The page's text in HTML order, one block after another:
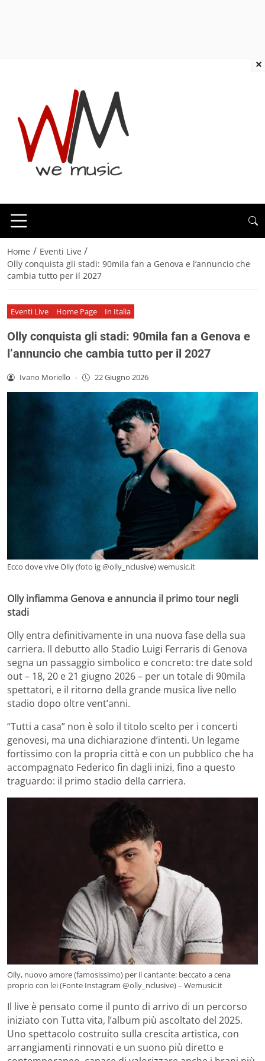
Home / Eventi Live /
Olly conquista gli stadi: 90mila fan a Genova e l’annuncio che
cambia tutto per il 2027
Eventi Live Home Page In Italia
Olly conquista gli stadi: 90mila fan a Genova e
l’annuncio che cambia tutto per il 2027
Ivano Moriello - 22 Giugno 2026
Ecco dove vive Olly (foto ig @olly_nclusive) wemusic.it
Olly infiamma Genova e annuncia il primo tour negli
stadi
Olly entra definitivamente in una nuova fase della sua
carriera. Il debutto allo Stadio Luigi Ferraris di Genova
segna un passaggio simbolico e concreto: tre date sold
out – 18, 20 e 21 giugno 2026 – per un totale di 90mila
spettatori, e il ritorno della grande musica live nello
stadio dopo oltre vent’anni.
“Tutti a casa” non è solo il titolo scelto per i concerti
genovesi, ma una dichiarazione d’intenti. Un legame
fortissimo con la propria città e con un pubblico che ha
accompagnato Federico fin dagli inizi, fino a questo
traguardo: il primo stadio della carriera.
Olly, nuovo amore (famosissimo) per il cantante: beccato a cena
proprio con lei (Fonte Instagram @olly_nclusive) – Wemusic.it
Il live è pensato come il punto di arrivo di un percorso
iniziato con Tutta vita, l’album più ascoltato del 2025.
Uno spettacolo costruito sulla crescita artistica, con
arrangiamenti rinnovati e un suono più diretto e
×